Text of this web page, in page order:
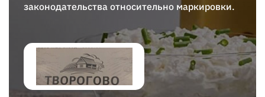
законодательства относительно маркировки.